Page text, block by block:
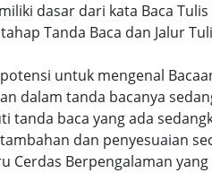
dasar dari kata Baca
Tanda Baca dan Jalur
untuk mengenal
dalam tanda bacanya
tanda baca yang ada
dan penyesuaian
Cerdas Berpengalaman